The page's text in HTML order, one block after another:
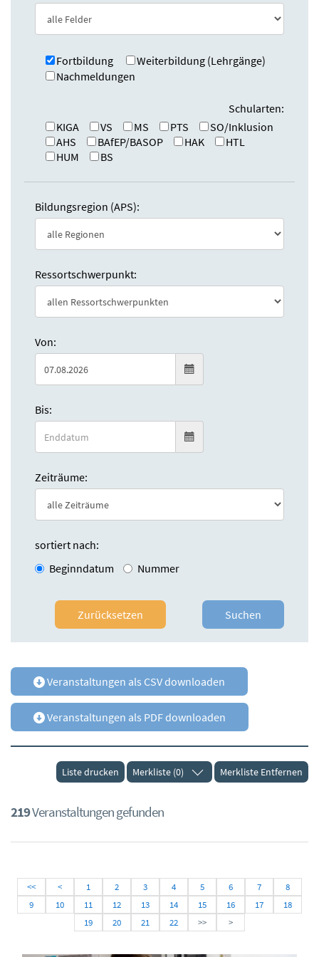
Fortbildung
Weiterbildung (Lehrgänge)
Nachmeldungen
Schularten:
KIGA
VS MS PTS
SO/Inklusion
AHS
BAfEP/BASOP HAK
HTL
HUM
BS
Bildungsregion (APS):
Ressortschwerpunkt:
Von:
Bis:
Zeiträume:
sortiert nach:
Beginndatum
Nummer
Zurücksetzen Suchen
Veranstaltungen als CSV downloaden
Veranstaltungen als PDF downloaden
Liste drucken Merkliste (0) Merkliste Entfernen
219Veranstaltungen gefunden
<< < 1 2 3 4 5 6 7
8
9
10 11 12 13 14 15 16 17
18
19
20 21 22 >> >